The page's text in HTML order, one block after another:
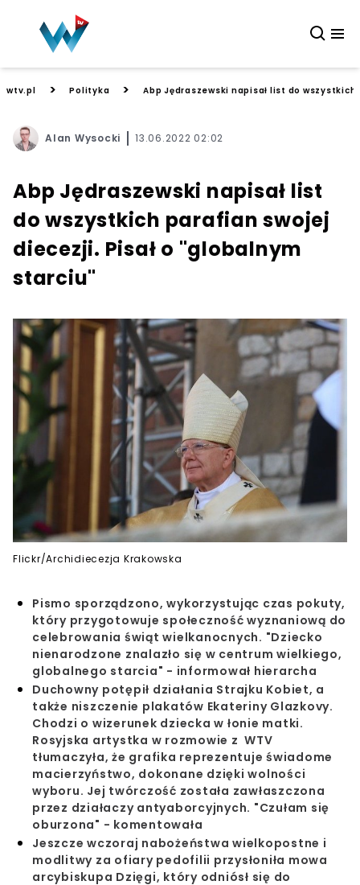
wtv.pl > Polityka > Abp Jędraszewski napisał list do
Alan Wysocki 13.06.2022 02:02
Abp Jędraszewski napisał list
do wszystkich parafian swojej
diecezji. Pisał o "globalnym
starciu"
Flickr/Archidiecezja Krakowska
Pismo sporządzono, wykorzystując czas pokuty,
który przygotowuje społeczność wyznaniową do
celebrowania świąt wielkanocnych. "Dziecko
nienarodzone znalazło się w centrum wielkiego,
globalnego starcia" - informował hierarcha
Duchowny potępił działania Strajku Kobiet, a
także niszczenie plakatów Ekateriny Glazkovy.
Chodzi o wizerunek dziecka w łonie matki.
Rosyjska artystka w rozmowie z WTV
tłumaczyła, że grafika reprezentuje świadome
macierzyństwo, dokonane dzięki wolności
wyboru. Jej twórczość została zawłaszczona
przez działaczy antyaborcyjnych. "Czułam się
oburzona" - komentowała
Jeszcze wczoraj nabożeństwa wielkopostne i
modlitwy za ofiary pedofilii przysłoniła mowa
arcybiskupa Dzięgi, który odniósł się do